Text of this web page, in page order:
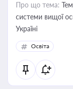
Про що тема:
системи вищої
Україні
Освіта